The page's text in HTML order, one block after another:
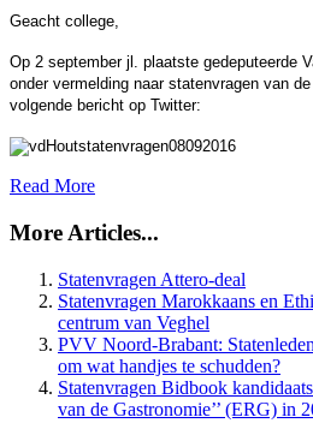
Geacht college,
Op 2 september jl. plaatste gedeputeerde
onder vermelding naar statenvragen van
volgende bericht op Twitter:
Read More
More Articles...
Statenvragen Attero-deal
Statenvragen Marokkaans en
centrum van Veghel
PVV Noord-Brabant:
om wat handjes te schudden?
Statenvragen Bidbook
van de Gastronomie’’ (ERG) in